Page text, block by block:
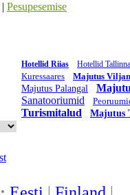
| Pesupesemise
Hotellid Riias Hotellid
Kuressaares
Majutus
Majutus Palangal
Sanatooriumid
Turismitalud Majutus